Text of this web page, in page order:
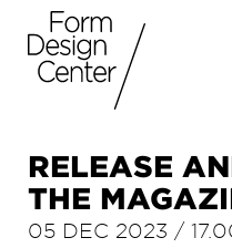
RELEASE
THE
05 DEC 2023 /